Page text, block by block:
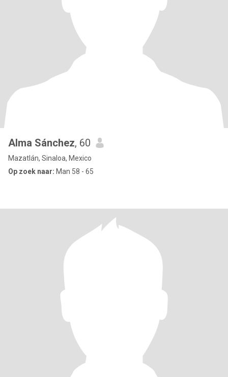
Alma Sánchez, 60
Mazatlán, Sinaloa, Mexico
Op zoek naar: Man 58 - 65